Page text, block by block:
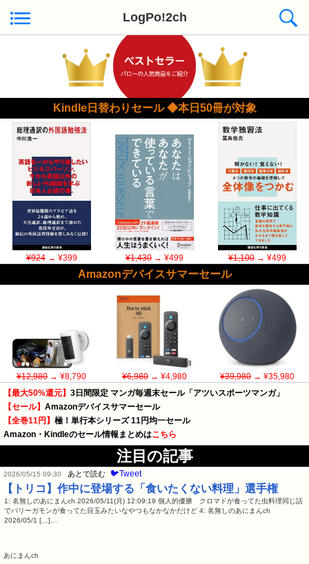
LogPo!2ch
Kindle日替わりセール ◆本日50冊が対象
¥924→ ¥399 ¥1,430→ ¥499 ¥1,100→ ¥499
Amazonデバイスサマーセール
¥12,980→ ¥8,790 ¥6,980→ ¥4,980 ¥39,980→ ¥35,980
【最大50%還元】 3日間限定 マンガ毎週末セール「アツいスポーツマンガ」
【セール】 Amazonデバイスサマーセール
【全巻11円】 極！単行本シリーズ 11円均一セール
Amazon・Kindleのセール情報まとめはこちら
注目の記事
2026/05/15 09:30 あとで読む 🐦Tweet
【トリコ】作中に登場する「食いたくない料理」選手権
1: 名無しのあにまんch 2026/05/11(月) 12:09:19 個人的優勝 クロマドが食ってた虫料理同じ話
でバリーガモンが食ってた目玉みたいなやつもなかなかだけど 4: 名無しのあにまんch
2026/05/1 […]…
あにまんch